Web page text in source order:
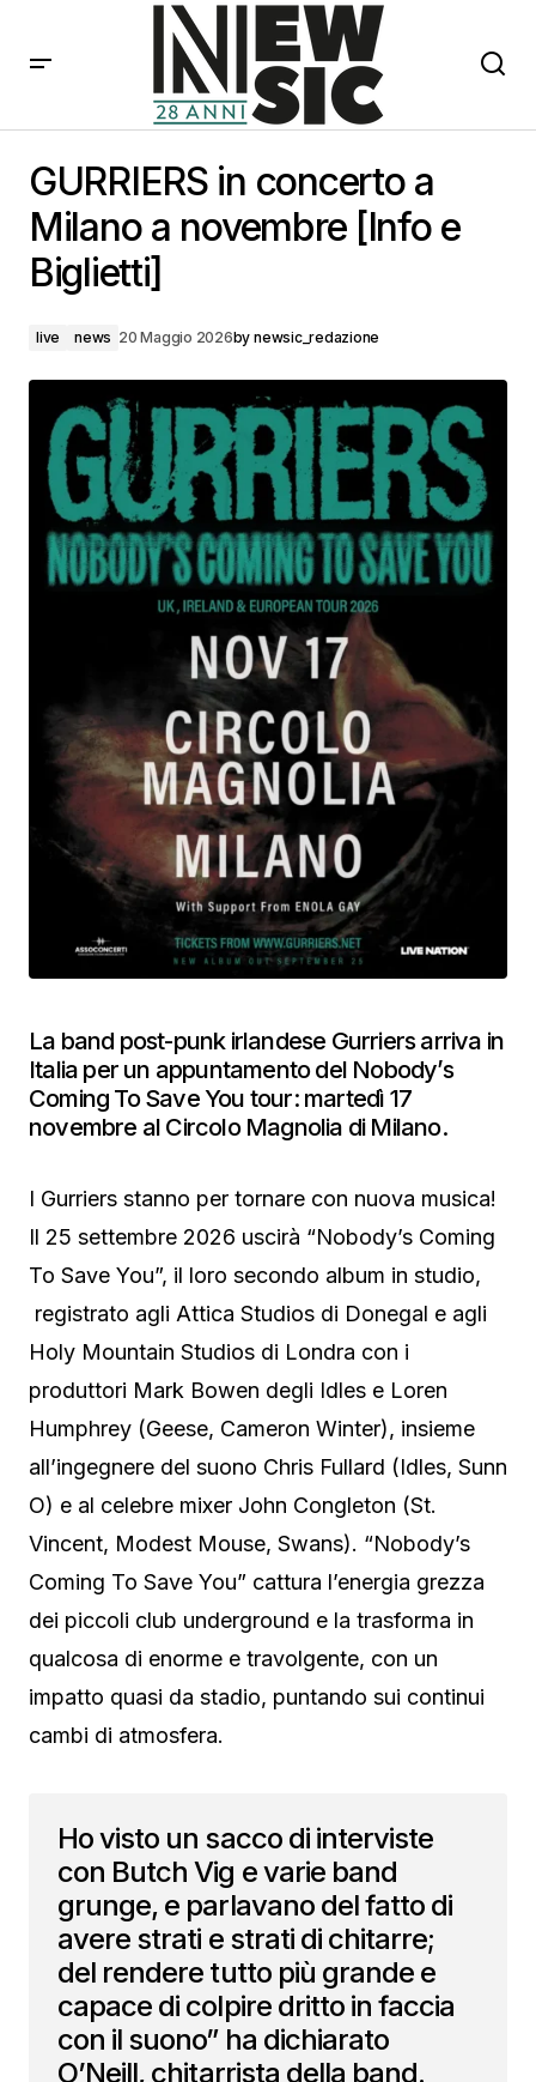
Biglietti]
GURRIERS in concerto a
Milano a novembre [Info e
Biglietti]
live news 20 Maggio 2026by newsic_redazione
La band post-punk irlandese Gurriers arriva in
Italia per un appuntamento del Nobody’s
Coming To Save You tour: martedì 17
novembre al Circolo Magnolia di Milano.
I Gurriers stanno per tornare con nuova musica!
Il 25 settembre 2026 uscirà “Nobody’s Coming
To Save You”, il loro secondo album in studio,
registrato agli Attica Studios di Donegal e agli
Holy Mountain Studios di Londra con i
produttori Mark Bowen degli Idles e Loren
Humphrey (Geese, Cameron Winter), insieme
all’ingegnere del suono Chris Fullard (Idles, Sunn
O) e al celebre mixer John Congleton (St.
Vincent, Modest Mouse, Swans). “Nobody’s
Coming To Save You” cattura l’energia grezza
dei piccoli club underground e la trasforma in
qualcosa di enorme e travolgente, con un
impatto quasi da stadio, puntando sui continui
cambi di atmosfera.
Ho visto un sacco di interviste
con Butch Vig e varie band
grunge, e parlavano del fatto di
avere strati e strati di chitarre;
del rendere tutto più grande e
capace di colpire dritto in faccia
con il suono” ha dichiarato
O’Neill, chitarrista della band.